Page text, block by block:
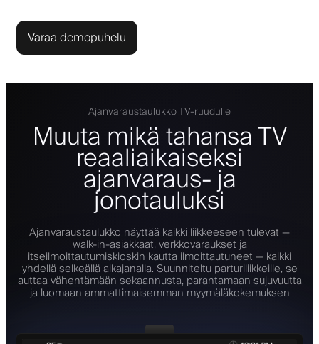
Varaa demopuhelu
Ajanvaraustaulukko TV-ruudulle
Muuta mikä tahansa TV
reaaliaikaiseksi
ajanvaraus- ja
jonotauluksi
Ajanvaraustaulukko näyttää kaikki liikkeeseen tulevat —
walk-in-asiakkaat, verkkovaraukset ja
itseilmoittautumiskioskin kautta ilmoittautuneet — kaikki
yhdellä selkeällä aikajanalla. Suunniteltu parturiliikkeille, se
auttaa vähentämään sekaannusta, parantamaan sujuvuutta
ja luomaan ammattimaisemman myymäläkokemuksen